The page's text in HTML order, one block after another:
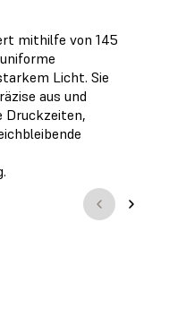
mithilfe von 145
Licht. Sie
aus und
Druckzeiten,